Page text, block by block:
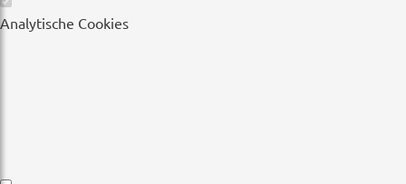
Wesentliche
Cookies
Analytische Cookies